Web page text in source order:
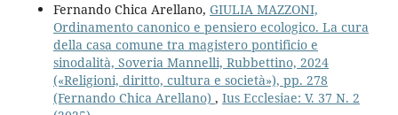
Fernando Chica Arellano, GIULIA MAZZONI,
Ordinamento canonico e pensiero ecologico. La cura
della casa comune tra magistero pontificio e
sinodalità, Soveria Mannelli, Rubbettino, 2024
(«Religioni, diritto, cultura e società»), pp. 278
(Fernando Chica Arellano) , Ius Ecclesiae: V. 37 N. 2